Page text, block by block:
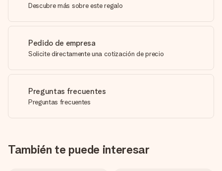
Descubre más sobre este regalo
Pedido de empresa
Solicite directamente una cotización de precio
Preguntas frecuentes
Preguntas frecuentes
También te puede interesar